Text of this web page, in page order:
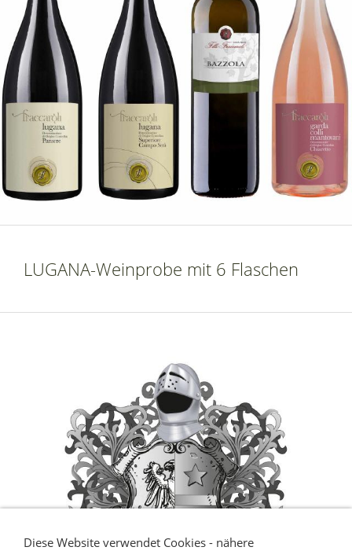
LUGANA-Weinprobe mit 6 Flaschen
Diese Website verwendet Cookies - nähere